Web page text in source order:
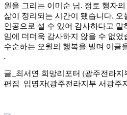
원을 그리는 이미순 님. 정토 행자
삶이 정리되는 시간이 됐습니다. 오
인공으로 설 수 있어 감사하다고 말
임에 더더욱 감사하지 않을 수 없
수순하는 오월의 행복을 빌며 이글
.
글_최서연 희망리포터 (광주전라지
편집_임명자(광주전라지부 서광주